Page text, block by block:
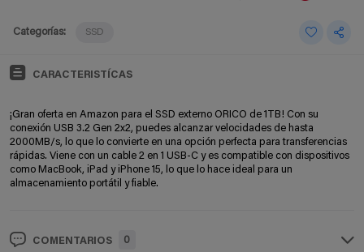
Categorías: SSD
CARACTERISTÍCAS
¡Gran oferta en Amazon para el SSD externo ORICO de 1TB! Con su
conexión USB 3.2 Gen 2x2, puedes alcanzar velocidades de hasta
2000MB/s, lo que lo convierte en una opción perfecta para transferencias
rápidas. Viene con un cable 2 en 1 USB-C y es compatible con dispositivos
como MacBook, iPad y iPhone 15, lo que lo hace ideal para un
almacenamiento portátil y fiable.
COMENTARIOS 0